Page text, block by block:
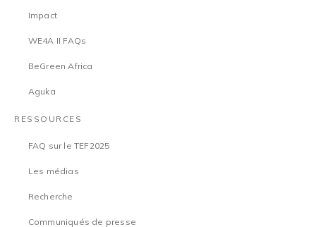
Impact
WE4A II FAQs
BeGreen Africa
Aguka
RESSOURCES
FAQ sur le TEF2025
Les médias
Recherche
Communiqués de presse